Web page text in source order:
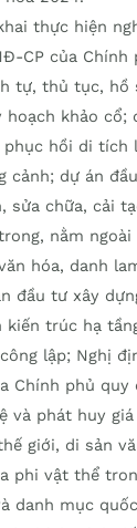
thực hiện
CP của Chính
tự, thủ tục, hồ
khảo cổ;
phục hồi di tích
cảnh; dự án
sửa chữa, cải
nằm ngoài
hóa, danh
đầu tư xây
kiến trúc hạ
lập; Nghị
Chính phủ quy
và phát huy
giới, di sản
phi vật thể
danh mục